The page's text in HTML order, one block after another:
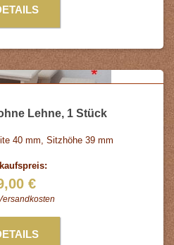
Lehne, 1 Stück
40 mm, Sitzhöhe 39 mm
€